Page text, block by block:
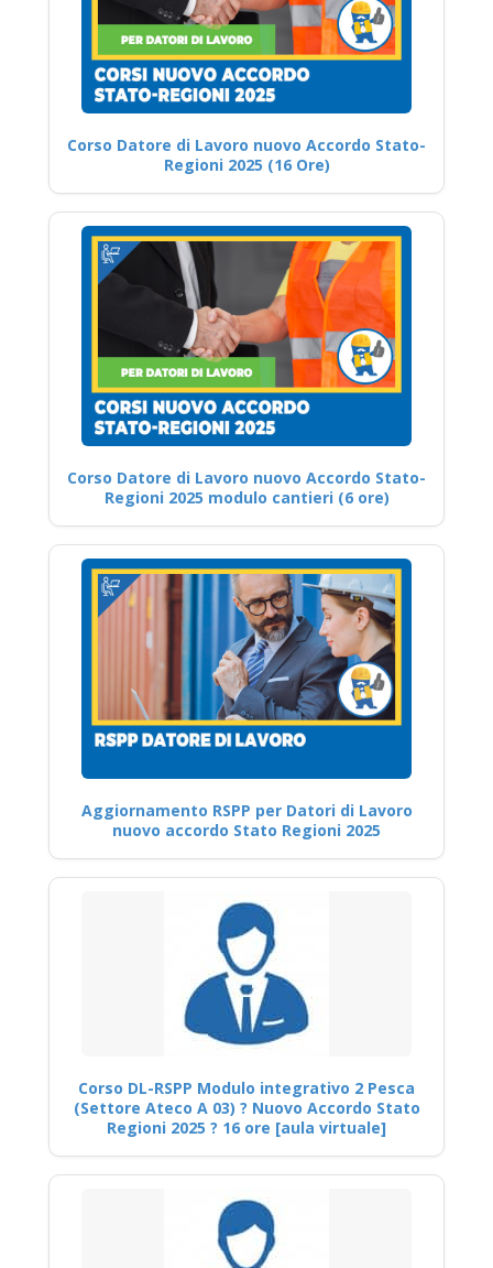
Corso Datore di Lavoro nuovo Accordo Stato-
Regioni 2025 (16 Ore)
Corso Datore di Lavoro nuovo Accordo Stato-
Regioni 2025 modulo cantieri (6 ore)
Aggiornamento RSPP per Datori di Lavoro
nuovo accordo Stato Regioni 2025
Corso DL-RSPP Modulo integrativo 2 Pesca
(Settore Ateco A 03) ? Nuovo Accordo Stato
Regioni 2025 ? 16 ore [aula virtuale]